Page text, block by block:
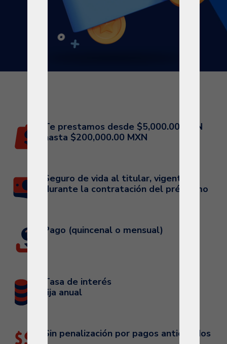
Te prestamos desde $5,000.00 MXN
hasta $200,000.00 MXN
Seguro de vida al titular, vigente
durante la contratación del préstamo
Pago (quincenal o mensual)
Tasa de interés
fija anual
Sin penalización por pagos anticipados